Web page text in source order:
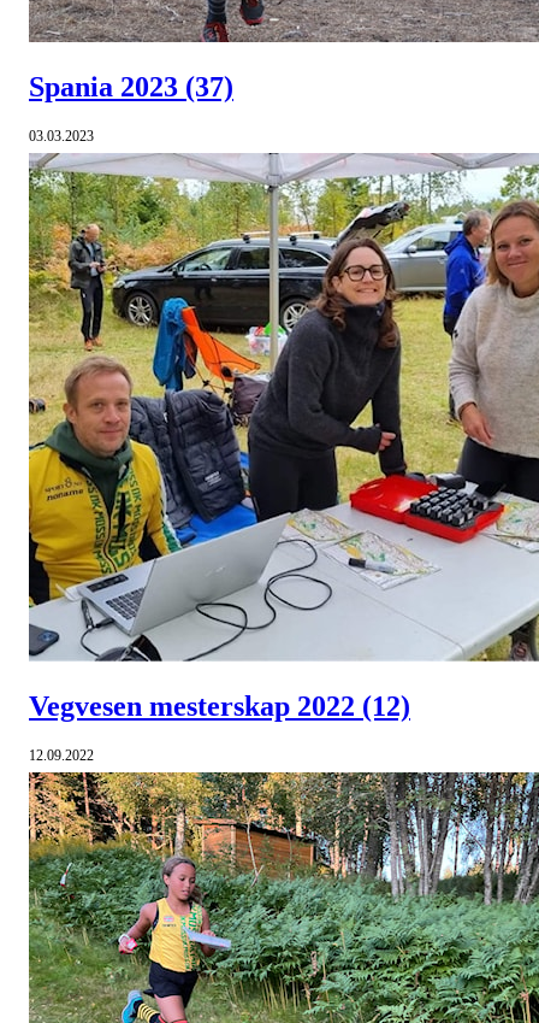
Spania 2023 (37)
03.03.2023
Vegvesen mesterskap 2022 (12)
12.09.2022